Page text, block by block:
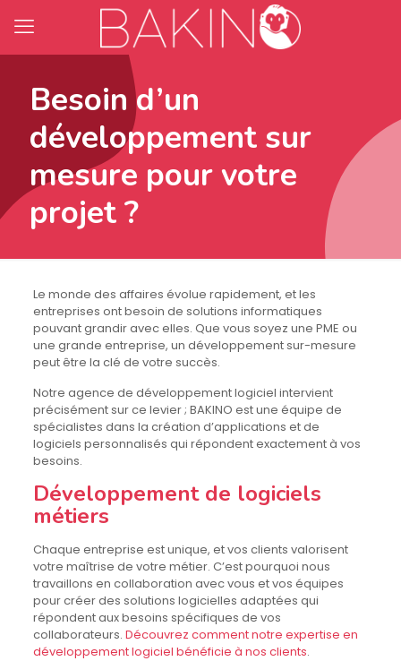
Besoin d’un
développement sur
mesure pour votre
projet ?
Le monde des affaires évolue rapidement, et les
entreprises ont besoin de solutions informatiques
pouvant grandir avec elles. Que vous soyez une PME ou
une grande entreprise, un développement sur-mesure
peut être la clé de votre succès.
Notre agence de développement logiciel intervient
précisément sur ce levier ; BAKINO est une équipe de
spécialistes dans la création d’applications et de
logiciels personnalisés qui répondent exactement à vos
besoins.
Développement de logiciels
métiers
Chaque entreprise est unique, et vos clients valorisent
votre maîtrise de votre métier. C’est pourquoi nous
travaillons en collaboration avec vous et vos équipes
pour créer des solutions logicielles adaptées qui
répondent aux besoins spécifiques de vos
collaborateurs. Découvrez comment notre expertise en
développement logiciel bénéficie à nos clients.